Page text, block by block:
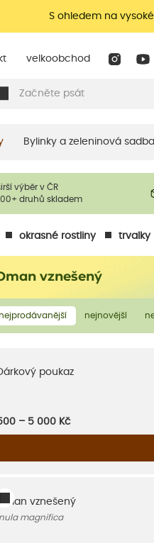
S ohledem na
velkoobchod
Bylinky a zeleninová sadba
výběr v ČR
druhů skladem
okrasné rostliny trvalky
vznešený
nejprodávanější nejnovější
poukaz
– 5 000 Kč
Oman vznešený
magnifica